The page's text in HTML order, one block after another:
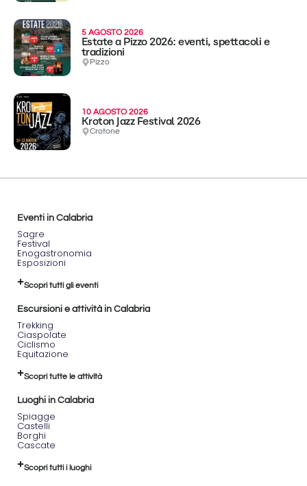
5 AGOSTO 2026
Estate a Pizzo 2026: eventi, spettacoli e
tradizioni
Pizzo
10 AGOSTO 2026
Kroton Jazz Festival 2026
Crotone
Eventi in Calabria
Sagre
Festival
Enogastronomia
Esposizioni
Scopri tutti gli eventi
Escursioni e attività in Calabria
Trekking
Ciaspolate
Ciclismo
Equitazione
Scopri tutte le attività
Luoghi in Calabria
Spiagge
Castelli
Borghi
Cascate
Scopri tutti i luoghi